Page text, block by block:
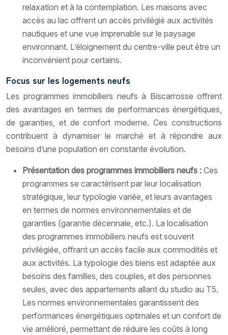
relaxation et à la contemplation. Les maisons avec
accès au lac offrent un accès privilégié aux activités
nautiques et une vue imprenable sur le paysage
environnant. L’éloignement du centre-ville peut être un
inconvénient pour certains.
Focus sur les logements neufs
Les programmes immobiliers neufs à Biscarrosse offrent
des avantages en termes de performances énergétiques,
de garanties, et de confort moderne. Ces constructions
contribuent à dynamiser le marché et à répondre aux
besoins d’une population en constante évolution.
Présentation des programmes immobiliers neufs : Ces
programmes se caractérisent par leur localisation
stratégique, leur typologie variée, et leurs avantages
en termes de normes environnementales et de
garanties (garantie décennale, etc.). La localisation
des programmes immobiliers neufs est souvent
privilégiée, offrant un accès facile aux commodités et
aux activités. La typologie des biens est adaptée aux
besoins des familles, des couples, et des personnes
seules, avec des appartements allant du studio au T5.
Les normes environnementales garantissent des
performances énergétiques optimales et un confort de
vie amélioré, permettant de réduire les coûts à long